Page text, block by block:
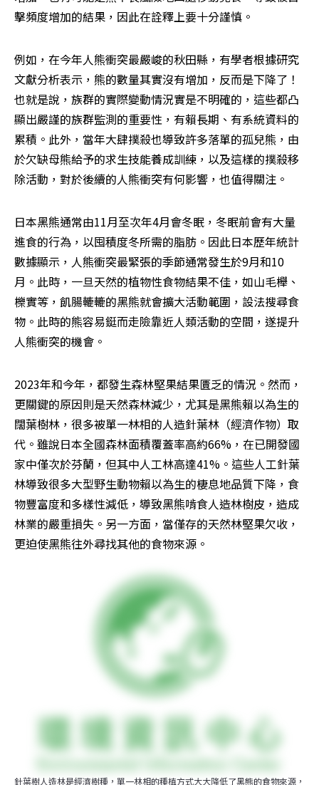
擊頻度增加的結果，因此在詮釋上要十分謹慎。
例如，在今年人熊衝突最嚴峻的秋田縣，有學者根據研究
文獻分析表示，熊的數量其實沒有增加，反而是下降了！
也就是說，族群的實際變動情況實是不明確的，這些都凸
顯出嚴謹的族群監測的重要性，有賴長期、有系統資料的
累積。此外，當年大肆撲殺也導致許多落單的孤兒熊，由
於欠缺母熊給予的求生技能養成訓練，以及這樣的撲殺移
除活動，對於後續的人熊衝突有何影響，也值得關注。
日本黑熊通常由11月至次年4月會冬眠，冬眠前會有大量
進食的行為，以囤積度冬所需的脂肪。因此日本歷年統計
數據顯示，人熊衝突最緊張的季節通常發生於9月和10
月。此時，一旦天然的植物性食物結果不佳，如山毛櫸、
櫟實等，飢腸轆轆的黑熊就會擴大活動範圍，設法搜尋食
物。此時的熊容易鋌而走險靠近人類活動的空間，遂提升
人熊衝突的機會。
2023年和今年，都發生森林堅果結果匱乏的情況。然而，
更關鍵的原因則是天然森林減少，尤其是黑熊賴以為生的
闊葉樹林，很多被單一林相的人造針葉林（經濟作物）取
代。雖說日本全國森林面積覆蓋率高約66%，在已開發國
家中僅次於芬蘭，但其中人工林高達41%。這些人工針葉
林導致很多大型野生動物賴以為生的棲息地品質下降，食
物豐富度和多樣性減低，導致黑熊啃食人造林樹皮，造成
林業的嚴重損失。另一方面，當僅存的天然林堅果欠收，
更迫使黑熊往外尋找其他的食物來源。
針葉樹人造林是經濟樹種，單一林相的種植方式大大降低了黑熊的食物來源，